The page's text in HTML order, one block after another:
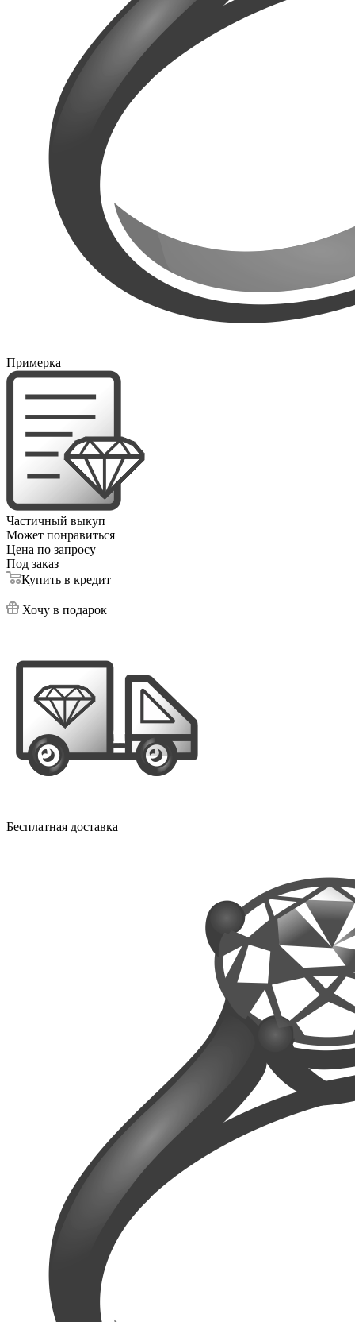
Примерка
Частичный выкуп
Может понравиться
Цена по запросу
Под заказ
Купить в кредит
Хочу в подарок
Бесплатная доставка